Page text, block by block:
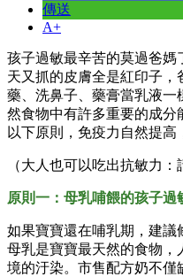
傳送
A+
孩子過敏最辛苦的莫過爸媽
天又抓的皮膚全是紅印子
藥、洗鼻子、藥膏當乳液一
然食物中有許多重要的成分
以下原則，免疫力自然提高
（大人也可以吃出抗敏力：
原則一：母乳哺餵的孩子過
如果寶寶還在哺乳期，建議
母乳是寶寶最天然的食物，
境的汙染。市售配方奶不